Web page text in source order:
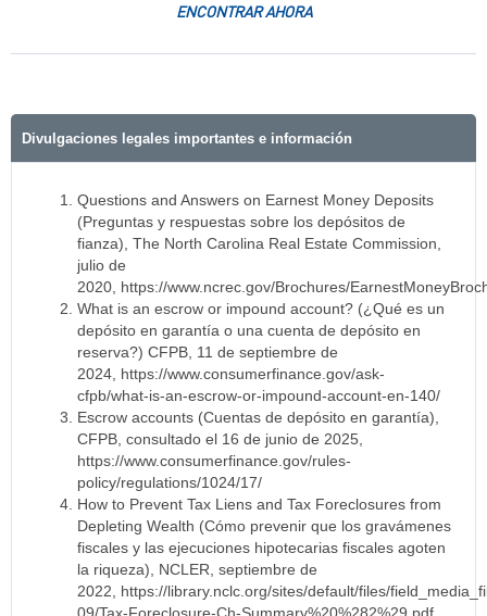
ENCONTRAR AHORA
Divulgaciones legales importantes e información
Questions and Answers on Earnest Money Deposits
(Preguntas y respuestas sobre los depósitos de
fianza), The North Carolina Real Estate Commission,
julio de
2020, https://www.ncrec.gov/Brochures/
What is an escrow or impound account? (¿Qué es un
depósito en garantía o una cuenta de depósito en
reserva?) CFPB, 11 de septiembre de
2024, https://www.consumerfinance.gov/ask-
cfpb/what-is-an-escrow-or-impound-account-en-140/
Escrow accounts (Cuentas de depósito en garantía),
CFPB, consultado el 16 de junio de 2025,
https://www.consumerfinance.gov/rules-
policy/regulations/1024/17/
How to Prevent Tax Liens and Tax Foreclosures from
Depleting Wealth (Cómo prevenir que los gravámenes
fiscales y las ejecuciones hipotecarias fiscales agoten
la riqueza), NCLER, septiembre de
2022, https://library.nclc.org/sites/default/files/